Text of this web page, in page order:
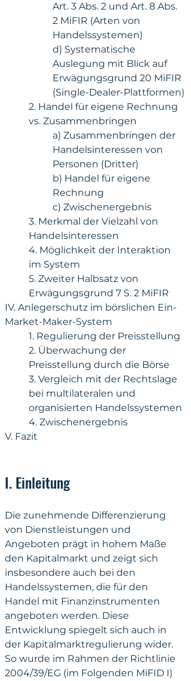
Art. 3 Abs. 2 und Art. 8 Abs.
2 MiFIR (Arten von
Handelssystemen)
d) Systematische
Auslegung mit Blick auf
Erwägungsgrund 20 MiFIR
(Single-Dealer-Plattformen)
2. Handel für eigene Rechnung
vs. Zusammenbringen
a) Zusammenbringen der
Handelsinteressen von
Personen (Dritter)
b) Handel für eigene
Rechnung
c) Zwischenergebnis
3. Merkmal der Vielzahl von
Handelsinteressen
4. Möglichkeit der Interaktion
im System
5. Zweiter Halbsatz von
Erwägungsgrund 7 S. 2 MiFIR
IV. Anlegerschutz im börslichen Ein-
Market-Maker-System
1. Regulierung der Preisstellung
2. Überwachung der
Preisstellung durch die Börse
3. Vergleich mit der Rechtslage
bei multilateralen und
organisierten Handelssystemen
4. Zwischenergebnis
V. Fazit
I. Einleitung
Die zunehmende Differenzierung
von Dienstleistungen und
Angeboten prägt in hohem Maße
den Kapitalmarkt und zeigt sich
insbesondere auch bei den
Handelssystemen, die für den
Handel mit Finanzinstrumenten
angeboten werden. Diese
Entwicklung spiegelt sich auch in
der Kapitalmarktregulierung wider.
So wurde im Rahmen der Richtlinie
2004/39/EG (im Folgenden MiFID I)